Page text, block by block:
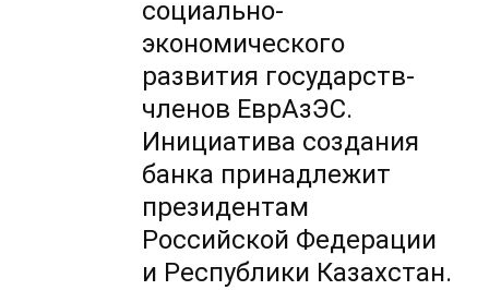
социально-
экономического
развития государств-
членов ЕврАзЭС.
Инициатива создания
банка принадлежит
президентам
Российской Федерации
и Республики Казахстан.